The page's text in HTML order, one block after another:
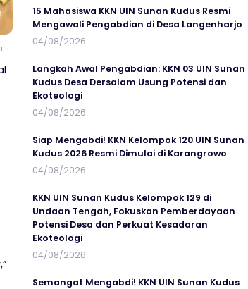
15 Mahasiswa KKN UIN Sunan Kudus Resmi
Mengawali Pengabdian di Desa Langenharjo
04/08/2026
Langkah Awal Pengabdian: KKN 03 UIN Sunan
Kudus Desa Dersalam Usung Potensi dan
Ekoteologi
04/08/2026
Siap Mengabdi! KKN Kelompok 120 UIN Sunan
Kudus 2026 Resmi Dimulai di Karangrowo
04/08/2026
KKN UIN Sunan Kudus Kelompok 129 di
Undaan Tengah, Fokuskan Pemberdayaan
Potensi Desa dan Perkuat Kesadaran
Ekoteologi
04/08/2026
Semangat Mengabdi! KKN UIN Sunan Kudus